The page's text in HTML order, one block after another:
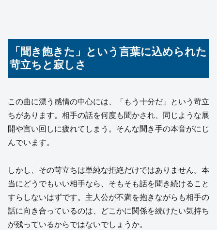
「聞き飽きた」という言葉に込められた
苛立ちと寂しさ
この曲に漂う感情の中心には、「もう十分だ」という苛立
ちがあります。相手の話を何度も聞かされ、同じような展
開や言い回しに疲れてしまう。そんな聞き手の本音がにじ
んでいます。
しかし、その苛立ちは単純な拒絶だけではありません。本
当にどうでもいい相手なら、そもそも話を聞き続けること
すらしないはずです。主人公が不満を抱きながらも相手の
話に向き合っているのは、どこかに関係を続けたい気持ち
が残っているからではないでしょうか。